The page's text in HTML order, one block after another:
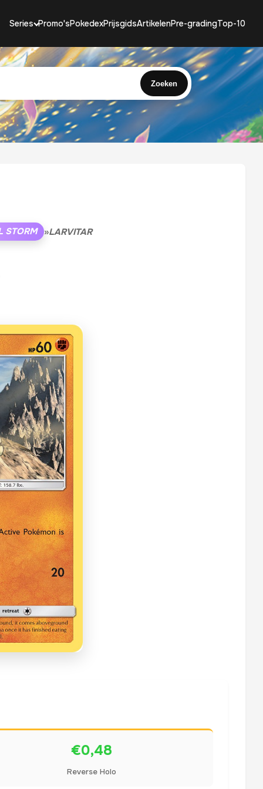
Series Promo'sPokedexPrijsgidsArtikelenPre-gradingTop-10
Zoeken
STORM »LARVITAR
€0,48
Reverse Holo